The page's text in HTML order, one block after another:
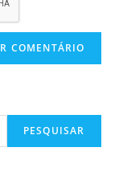
PESQUISAR